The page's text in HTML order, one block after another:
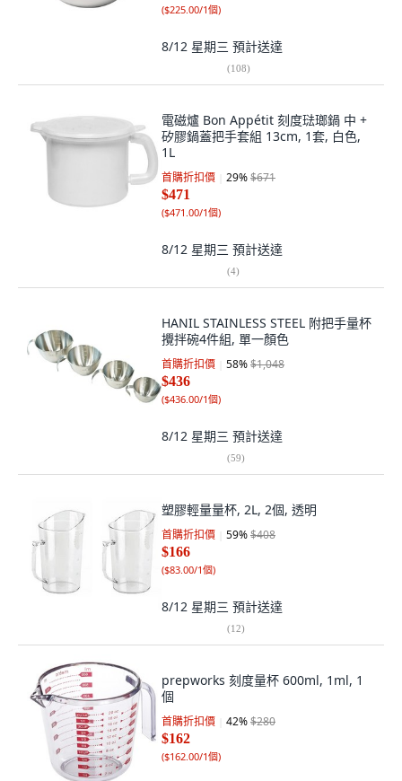
($225.00/1個)
8/12 星期三 預計送達
(108)
電磁爐 Bon Appétit 刻度琺瑯鍋 中 +
矽膠鍋蓋把手套組 13cm, 1套, 白色,
1L
首購折扣價 29%$671
$471
($471.00/1個)
8/12 星期三 預計送達
(4)
HANIL STAINLESS STEEL 附把手量杯
攪拌碗4件組, 單一顏色
首購折扣價 58%$1,048
$436
($436.00/1個)
8/12 星期三 預計送達
(59)
塑膠輕量量杯, 2L, 2個, 透明
首購折扣價 59%$408
$166
($83.00/1個)
8/12 星期三 預計送達
(12)
prepworks 刻度量杯 600ml, 1ml, 1
個
首購折扣價 42%$280
$162
($162.00/1個)